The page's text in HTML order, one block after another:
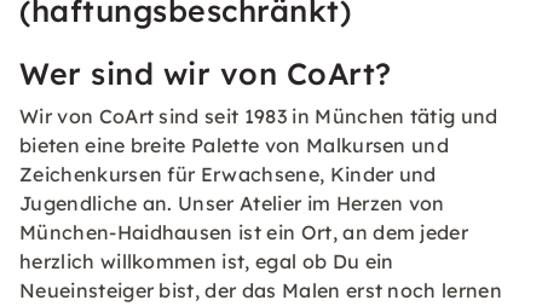
(haftungsbeschränkt)
Wer sind wir von CoArt?
Wir von CoArt sind seit 1983 in München tätig und
bieten eine breite Palette von Malkursen und
Zeichenkursen für Erwachsene, Kinder und
Jugendliche an. Unser Atelier im Herzen von
München-Haidhausen ist ein Ort, an dem jeder
herzlich willkommen ist, egal ob Du ein
Neueinsteiger bist, der das Malen erst noch lernen